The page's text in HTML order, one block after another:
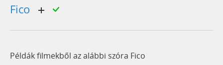
fico
Példák filmekből az alábbi szóra Fico